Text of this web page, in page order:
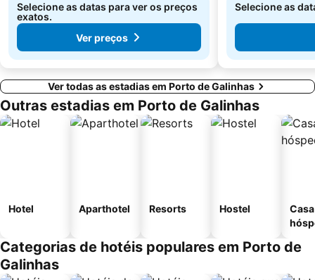
Selecione as datas para ver os preços
exatos.
Ver preços
Selecione as
Ver todas as estadias em Porto de Galinhas
Outras estadias em Porto de Galinhas
Hotel Aparthotel Resorts Hostel
Categorias de hotéis populares em Porto de
Galinhas